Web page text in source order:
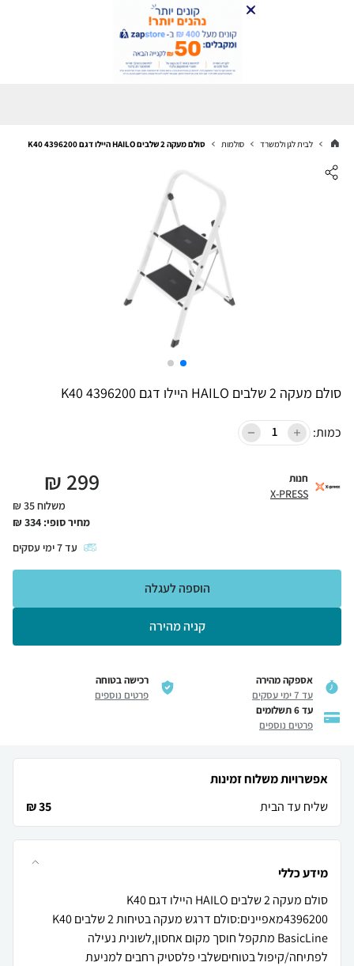
לבית לגן ולמשרד סולמות סולם מעקה 2 שלבים HAILO היילו דגם K40 4396200
סולם מעקה 2 שלבים HAILO היילו דגם K40 4396200
כמות:
חנות
X-PRESS
299
₪
משלוח 35 ₪
מחיר סופי: 334
₪
עד7ימי עסקים
קניה מהירה
הוספה לעגלה
אספקה מהירה
עד 7 ימי עסקים
רכישה בטוחה
פרטים נוספים
עד 6 תשלומים
פרטים נוספים
אפשרויות משלוח זמינות
שליח עד הבית
35 ₪
מידע כללי
סולם מעקה 2 שלבים HAILO היילו דגם K40
4396200מאפיינים:סולם דרגש מעקה בטיחות 2 שלבים K40
BasicLine מתקפל חוסך מקום אחסון,לשונית נעילה
לפתיחה/קיפול בטוחיםשלבי פלסטיק רחבים למניעת